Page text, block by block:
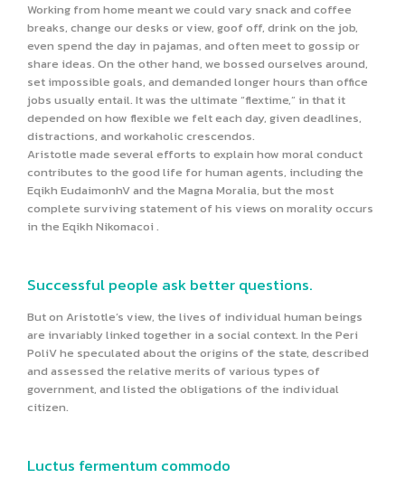
Working from home meant we could vary snack and coffee
breaks, change our desks or view, goof off, drink on the job,
even spend the day in pajamas, and often meet to gossip or
share ideas. On the other hand, we bossed ourselves around,
set impossible goals, and demanded longer hours than office
jobs usually entail. It was the ultimate “flextime,” in that it
depended on how flexible we felt each day, given deadlines,
distractions, and workaholic crescendos.
Aristotle made several efforts to explain how moral conduct
contributes to the good life for human agents, including the
Eqikh EudaimonhV and the Magna Moralia, but the most
complete surviving statement of his views on morality occurs
in the Eqikh Nikomacoi .
Successful people ask better questions.
But on Aristotle’s view, the lives of individual human beings
are invariably linked together in a social context. In the Peri
PoliV he speculated about the origins of the state, described
and assessed the relative merits of various types of
government, and listed the obligations of the individual
citizen.
Luctus fermentum commodo